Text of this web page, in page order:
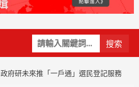
關
鍵
Primary
Menu
政府研未來推「一戶通」選民登記服務